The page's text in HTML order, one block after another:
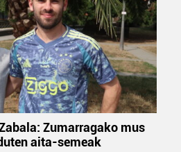
Zumarragako mus
aita-semeak